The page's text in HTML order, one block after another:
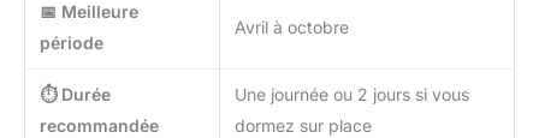
📅 Meilleure
période
Avril à octobre
⏱️ Durée
recommandée
Une journée ou 2 jours si vous
dormez sur place